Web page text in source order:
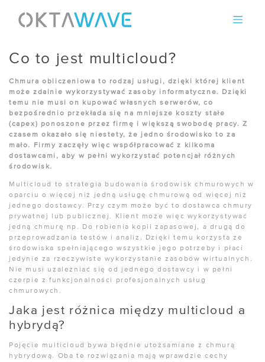
content
Co to jest multicloud?
Chmura obliczeniowa to rodzaj usługi, dzięki której klient
może zdalnie wykorzystywać zasoby informatyczne. Dzięki
temu nie musi on kupować własnych serwerów, co
bezpośrednio przekłada się na mniejsze koszty stałe
(capex) ponoszone przez firmę i większą swobodę pracy. Z
czasem okazało się niestety, że jedno środowisko to za
mało. Firmy zaczęły więc współpracować z kilkoma
dostawcami, aby w pełni wykorzystać potencjał różnych
środowisk.
Multicloud to strategia budowania środowisk chmurowych w
oparciu o więcej niż jedną usługę chmurową od więcej niż
jednego dostawcy. Przy czym może być to dostawca chmury
prywatnej lub publicznej. Klient może więc wykorzystywać
jedną chmurę np. Do robienia kopii zapasowej, a drugą do
przeprowadzania testów i analiz. Dzięki temu korzysta ze
środowiska spełniającego wszystkie jego potrzeby i płaci
jedynie za rzeczywiste wykorzystanie zasobów wirtualnych.
Nie musi uzależniać się od jednego dostawcy i w pełni
czerpie z funkcjonalności profesjonalnych usług
chmurowych.
Jaka jest różnica między multicloud a
hybrydą?
Pojęcie multicloud bywa błędnie utożsamiane z chmurą
hybrydową. Oba te rozwiązania mają wprawdzie cechy